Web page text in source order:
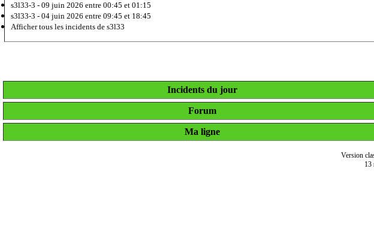
s3l33-3 - 09 juin 2026 entre 00:45 et 01:15
s3l33-3 - 04 juin 2026 entre 09:45 et 18:45
Afficher tous les incidents de s3l33
Incidents du jour
Forum
Ma ligne
Version
13